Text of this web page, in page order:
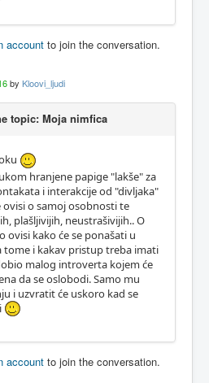
account to join the conversation.
by Kloovi_ljudi
topic: Moja nimfica
hranjene papige "lakše" za
i interakcije od "divljaka"
o samoj osobnosti te
plašljivijih, neustrašivijih.. O
ovisi kako će se ponašati u
tome i kakav pristup treba imati
malog introverta kojem će
da se oslobodi. Samo mu
i uzvratit će uskoro kad se
account to join the conversation.